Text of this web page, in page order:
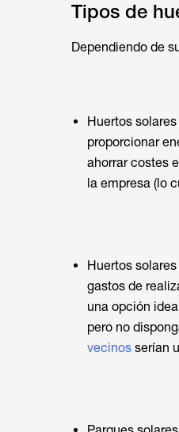
Tipos de
Dependiendo de
Huertos
proporcionar
ahorrar costes
la empresa (lo
Huertos
gastos de
una opción
pero no
vecinosserían